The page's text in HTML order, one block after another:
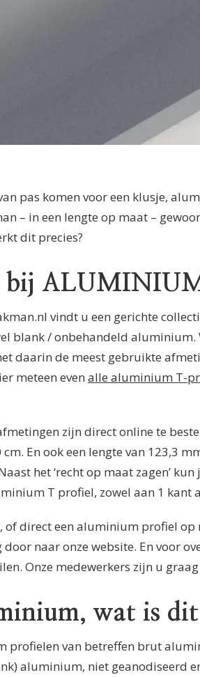
pas komen voor een klusje,
– in een lengte op maat –
dit precies?
bij
vindt u een gerichte
blank / onbehandeld aluminium.
daarin de meest gebruikte
meteen even alle aluminium T-
zijn direct online te
En ook een lengte van 123,3
het ‘recht op maat zagen’
T profiel, zowel aan 1 kant
of direct een aluminium profiel op
door naar onze website. En voor
Onze medewerkers zijn u
wat is dit
profielen van betreffen brut
aluminium, niet geanodiseerd